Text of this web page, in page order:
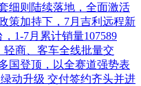
细则陆续落地，全面激活
策加持下，7月吉利远程新
1-7月累计销量107589
轻商、客车全线批量交
国登顶，以全赛道强势表
动升级 交付签约齐头并进